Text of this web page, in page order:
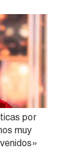
por
muy